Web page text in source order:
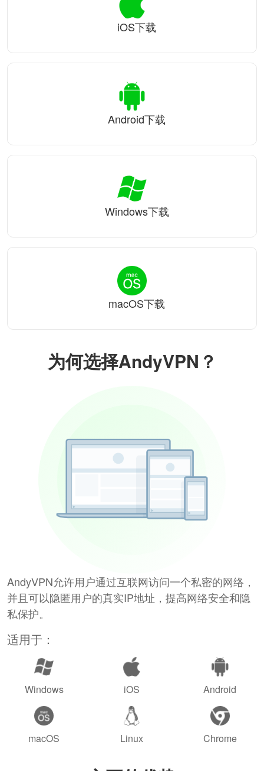
为何选择AndyVPN？
AndyVPN允许用户通过互联网访问一个私密的网络，
并且可以隐匿用户的真实IP地址，提高网络安全和隐
私保护。
适用于：
Windows iOS Android
macOS Linux Chrome
iOS下载
Android下载
Windows下载
macOS下载